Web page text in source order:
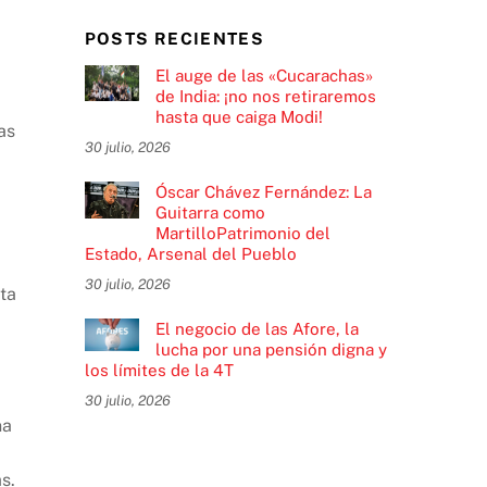
POSTS RECIENTES
El auge de las «Cucarachas»
de India: ¡no nos retiraremos
hasta que caiga Modi!
30 julio, 2026
Óscar Chávez Fernández: La
Guitarra como
MartilloPatrimonio del
Estado, Arsenal del Pueblo
30 julio, 2026
El negocio de las Afore, la
lucha por una pensión digna y
los límites de la 4T
30 julio, 2026